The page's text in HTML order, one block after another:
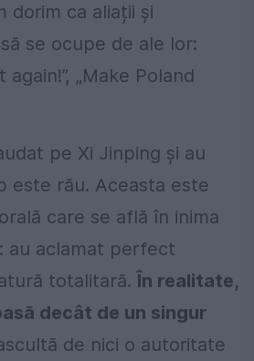
dorim ca aliații și
se ocupe de ale lor:
„Make Poland
pe Xi Jinping și au
este rău. Aceasta este
care se află în inima
au aclamat perfect
totalitară. În realitate,
decât de un singur
de nici o autoritate